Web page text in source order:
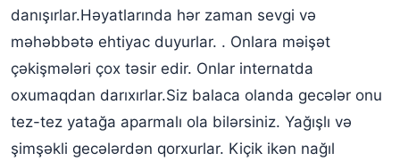
danışırlar.Həyatlarında hər zaman sevgi və
məhəbbətə ehtiyac duyurlar. . Onlara məişət
çəkişmələri çox təsir edir. Onlar internatda
oxumaqdan darıxırlar.Siz balaca olanda gecələr onu
tez-tez yatağa aparmalı ola bilərsiniz. Yağışlı və
şimşəkli gecələrdən qorxurlar. Kiçik ikən nağıl